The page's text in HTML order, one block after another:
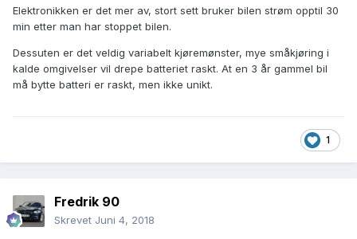
Elektronikken er det mer av, stort sett bruker bilen strøm opptil 30
min etter man har stoppet bilen.
Dessuten er det veldig variabelt kjøremønster, mye småkjøring i
kalde omgivelser vil drepe batteriet raskt. At en 3 år gammel bil
må bytte batteri er raskt, men ikke unikt.
1
Fredrik 90
Skrevet Juni 4, 2018